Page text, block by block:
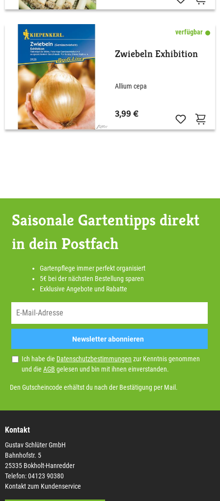
verfügbar
Zwiebeln Exhibition
Allium cepa
3,99 €
Saisonale Gartentipps direkt
in dein Postfach
Gartenpflege immer perfekt organisiert
5€ bei der nächsten Bestellung sparen
Exklusive Angebote und Rabatte
Newsletter abonnieren
Ich habe die Datenschutzbestimmungen zur Kenntnis genommen
und die AGB gelesen und bin mit ihnen einverstanden.
Den Gutscheincode erhältst du nach der Bestätigung per Mail.
Kontakt
Gustav Schlüter GmbH
Bahnhofstr. 5
25335 Bokholt-Hanredder
Telefon: 04123 90380
Kontakt zum Kundenservice